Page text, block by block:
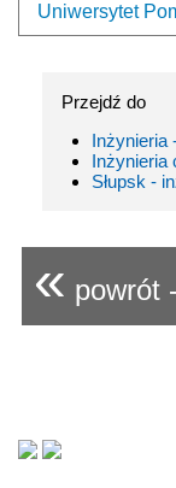
Uniwersytet
Przejdź do
Inżynieria
Inżynieria
Słupsk -
« powrót